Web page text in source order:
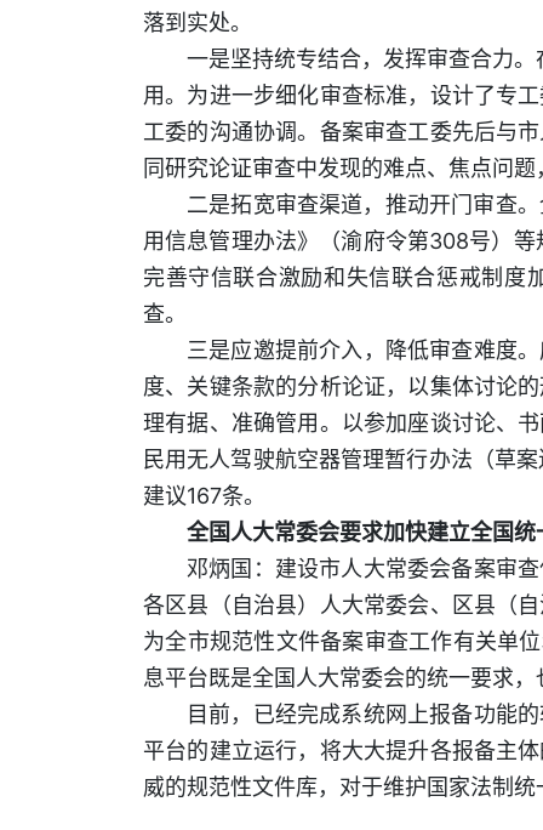
落到实处。
一是坚持统专结合，发挥审查合力
用。为进一步细化审查标准，设计了专
工委的沟通协调。备案审查工委先后与
同研究论证审查中发现的难点、焦点问
二是拓宽审查渠道，推动开门审查
用信息管理办法》（渝府令第308号）
完善守信联合激励和失信联合惩戒制度
查。
三是应邀提前介入，降低审查难度
度、关键条款的分析论证，以集体讨论
理有据、准确管用。以参加座谈讨论、
民用无人驾驶航空器管理暂行办法（草
建议167条。
全国人大常委会要求加快建立全国
邓炳国：建设市人大常委会备案审
各区县（自治县）人大常委会、区县（
为全市规范性文件备案审查工作有关单
息平台既是全国人大常委会的统一要求
目前，已经完成系统网上报备功能
平台的建立运行，将大大提升各报备主
威的规范性文件库，对于维护国家法制